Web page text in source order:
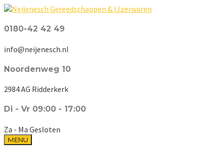
0180-42 42 49
info@neijenesch.nl
Noordenweg 10
2984 AG Ridderkerk
Di - Vr 09:00 - 17:00
Za - Ma Gesloten
MENU